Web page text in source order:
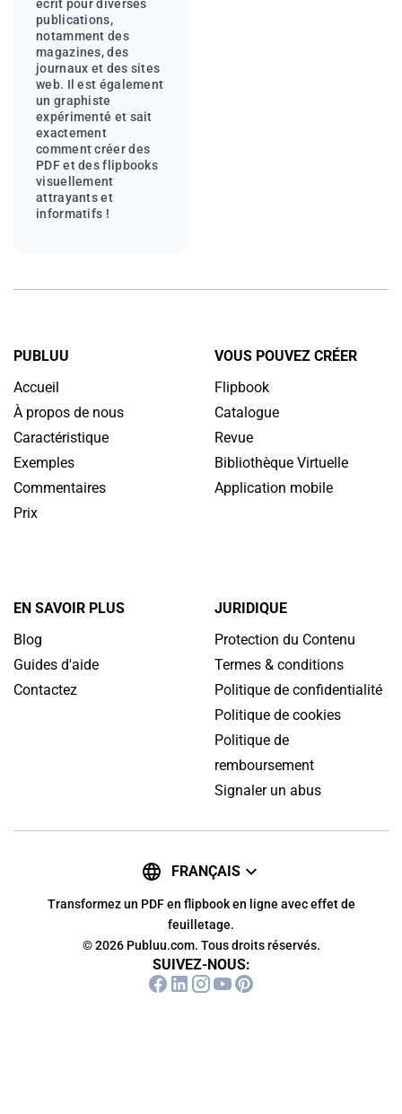
écrit pour diverses
publications,
notamment des
magazines, des
journaux et des sites
web. Il est également
un graphiste
expérimenté et sait
exactement
comment créer des
PDF et des flipbooks
visuellement
attrayants et
informatifs !
PUBLUU
Accueil
À propos de nous
Caractéristique
Exemples
Commentaires
Prix
VOUS POUVEZ CRÉER
Flipbook
Catalogue
Revue
Bibliothèque Virtuelle
Application mobile
EN SAVOIR PLUS
Blog
Guides d'aide
Contactez
JURIDIQUE
Protection du Contenu
Termes & conditions
Politique de confidentialité
Politique de cookies
Politique de
remboursement
Signaler un abus
FRANÇAIS
Transformez un PDF en flipbook en ligne avec effet de
feuilletage.
© 2026 Publuu.com. Tous droits réservés.
SUIVEZ-NOUS: